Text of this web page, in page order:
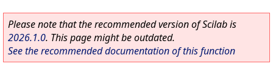
Please note that the recommended version of Scilab is
2026.1.0. This page might be outdated.
See the recommended documentation of this function